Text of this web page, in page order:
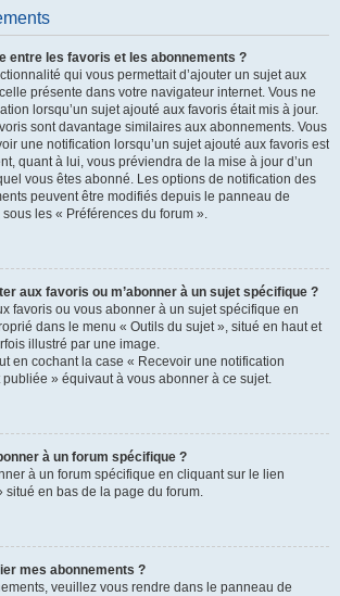
entre les favoris et les abonnements ?
qui vous permettait d’ajouter un sujet aux
présente dans votre navigateur internet. Vous ne
lorsqu’un sujet ajouté aux favoris était mis à jour.
sont davantage similaires aux abonnements. Vous
une notification lorsqu’un sujet ajouté aux favoris est
quant à lui, vous préviendra de la mise à jour d’un
vous êtes abonné. Les options de notification des
peuvent être modifiés depuis le panneau de
les « Préférences du forum ».
aux favoris ou m’abonner à un sujet spécifique ?
favoris ou vous abonner à un sujet spécifique en
dans le menu « Outils du sujet », situé en haut et
illustré par une image.
en cochant la case « Recevoir une notification
publiée » équivaut à vous abonner à ce sujet.
à un forum spécifique ?
à un forum spécifique en cliquant sur le lien
situé en bas de la page du forum.
mes abonnements ?
veuillez vous rendre dans le panneau de